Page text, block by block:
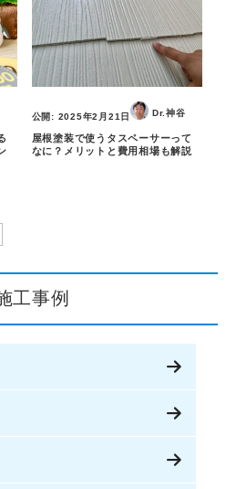
公開: 2025年2月21日 Dr.神谷
屋根塗装で使うタスペーサーって
なに？メリットと費用相場も解説
工事例